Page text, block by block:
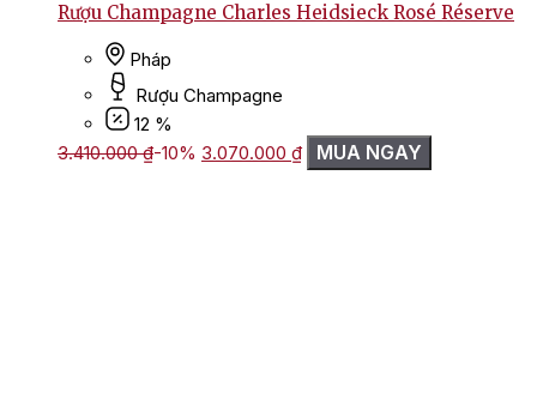
Rượu Champagne Charles Heidsieck Rosé Réserve
Pháp
Rượu Champagne
12 %
3.410.000₫-10% Giá
gốc
3.070.000 ₫Giá
hiện
MUA NGAY